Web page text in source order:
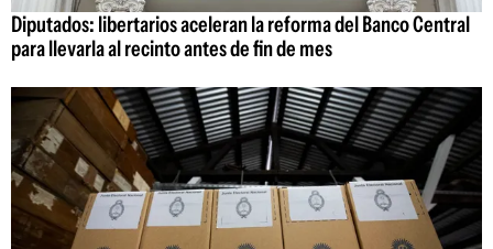
Diputados: libertarios aceleran la reforma del Banco Central
para llevarla al recinto antes de fin de mes